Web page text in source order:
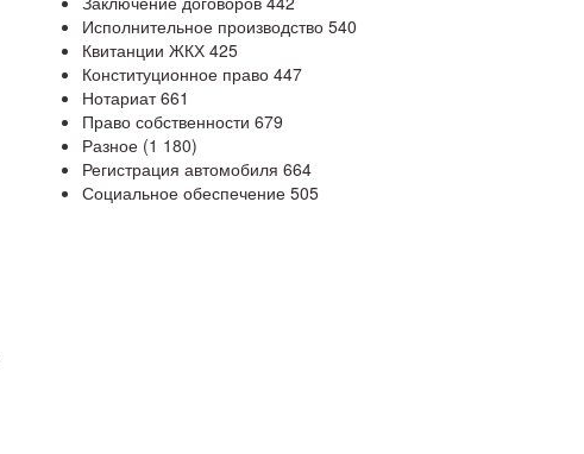
Исполнительное производство 540
Квитанции ЖКХ 425
Конституционное право 447
Нотариат661
Право собственности 679
Разное (1 180)
Регистрация автомобиля 664
Социальное обеспечение 505